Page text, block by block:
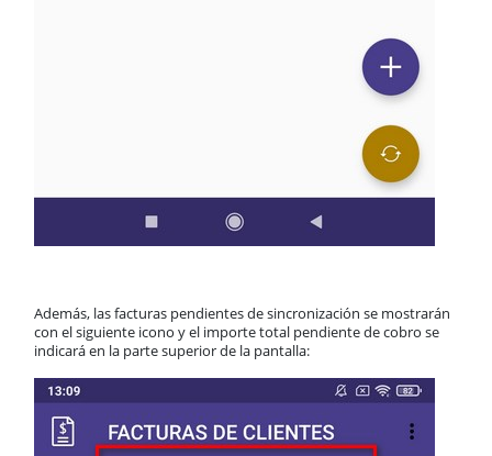
Además, las facturas pendientes de sincronización se mostrarán
con el siguiente icono y el importe total pendiente de cobro se
indicará en la parte superior de la pantalla: